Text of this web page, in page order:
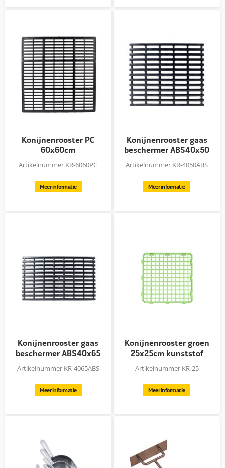
Konijnenrooster PC
60x60cm
Artikelnummer KR-6060PC
Meer informatie
Konijnenrooster gaas
beschermer ABS40x50
Artikelnummer KR-4050ABS
Meer informatie
Konijnenrooster gaas
beschermer ABS40x65
Artikelnummer KR-4065ABS
Meer informatie
Konijnenrooster groen
25x25cm kunststof
Artikelnummer KR-25
Meer informatie